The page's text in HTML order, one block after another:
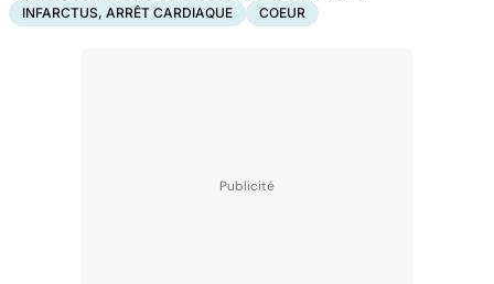
INFARCTUS, ARRÊT CARDIAQUE COEUR